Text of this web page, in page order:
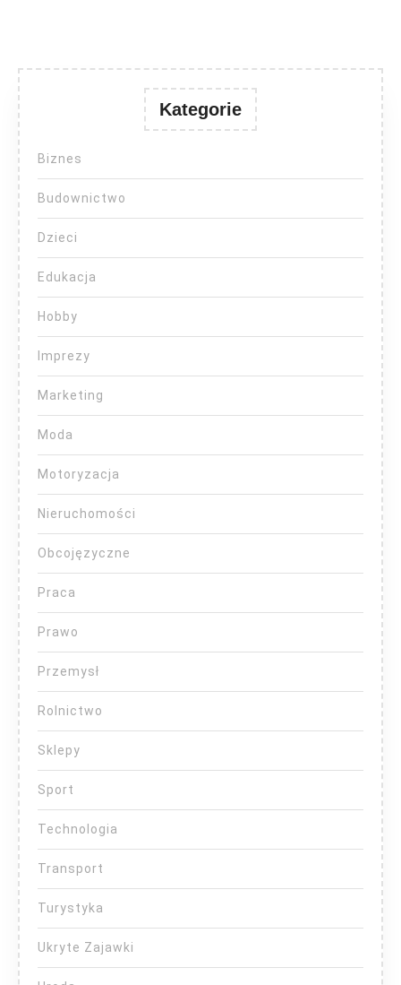
Kategorie
Biznes
Budownictwo
Dzieci
Edukacja
Hobby
Imprezy
Marketing
Moda
Motoryzacja
Nieruchomości
Obcojęzyczne
Praca
Prawo
Przemysł
Rolnictwo
Sklepy
Sport
Technologia
Transport
Turystyka
Ukryte Zajawki